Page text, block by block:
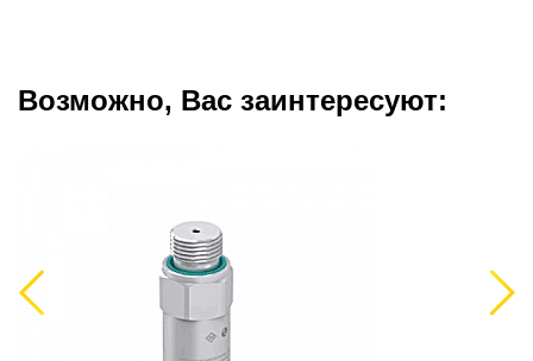
Возможно, Вас заинтересуют:
Previous Next